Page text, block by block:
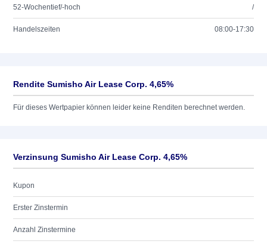
52-Wochentief/-hoch /
Handelszeiten 08:00-17:30
Rendite Sumisho Air Lease Corp. 4,65%
Für dieses Wertpapier können leider keine Renditen berechnet werden.
Verzinsung Sumisho Air Lease Corp. 4,65%
Kupon
Erster Zinstermin
Anzahl Zinstermine